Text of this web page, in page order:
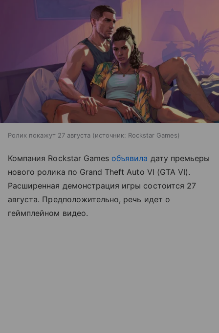
Ролик покажут 27 августа источник: Rockstar Games
Компания Rockstar Games объявила дату премьеры
нового ролика по Grand Theft Auto VI (GTA VI).
Расширенная демонстрация игры состоится 27
августа. Предположительно, речь идет о
геймплейном видео.